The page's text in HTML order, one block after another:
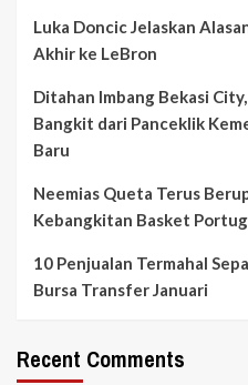
Luka Doncic Jelaskan
Akhir ke LeBron
Ditahan Imbang Bekasi
Bangkit dari Panceklik
Baru
Neemias Queta Terus
Kebangkitan Basket
10 Penjualan Termahal
Bursa Transfer Januari
Recent Comments